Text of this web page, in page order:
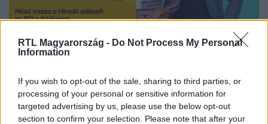
RTL Magyarország - Do Not Process My Personal
Information
If you wish to opt-out of the sale, sharing to third parties, or
processing of your personal or sensitive information for
targeted advertising by us, please use the below opt-out
section to confirm your selection. Please note that after your
Nézd vissza a Híradó adásait az RTL+ felületén!
Itt állítsd be, hogy az RTL.hu az elsők között
legyen a Google-találatokban!